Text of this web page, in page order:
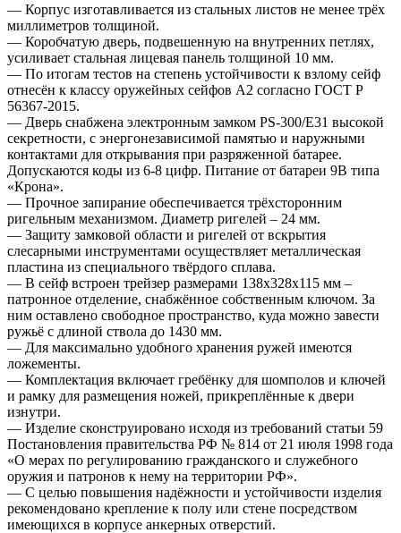
— Корпус изготавливается из стальных листов не менее трёх
миллиметров толщиной.
— Коробчатую дверь, подвешенную на внутренних петлях,
усиливает стальная лицевая панель толщиной 10 мм.
— По итогам тестов на степень устойчивости к взлому сейф
отнесён к классу оружейных сейфов А2 согласно ГОСТ Р
56367-2015.
— Дверь снабжена электронным замком PS-300/E31 высокой
секретности, с энергонезависимой памятью и наружными
контактами для открывания при разряженной батарее.
Допускаются коды из 6-8 цифр. Питание от батареи 9В типа
«Крона».
— Прочное запирание обеспечивается трёхсторонним
ригельным механизмом. Диаметр ригелей – 24 мм.
— Защиту замковой области и ригелей от вскрытия
слесарными инструментами осуществляет металлическая
пластина из специального твёрдого сплава.
— В сейф встроен трейзер размерами 138x328x115 мм –
патронное отделение, снабжённое собственным ключом. За
ним оставлено свободное пространство, куда можно завести
ружьё с длиной ствола до 1430 мм.
— Для максимально удобного хранения ружей имеются
ложементы.
— Комплектация включает гребёнку для шомполов и ключей
и рамку для размещения ножей, прикреплённые к двери
изнутри.
— Изделие сконструировано исходя из требований статьи 59
Постановления правительства РФ № 814 от 21 июля 1998 года
«О мерах по регулированию гражданского и служебного
оружия и патронов к нему на территории РФ».
— С целью повышения надёжности и устойчивости изделия
рекомендовано крепление к полу или стене посредством
имеющихся в корпусе анкерных отверстий.